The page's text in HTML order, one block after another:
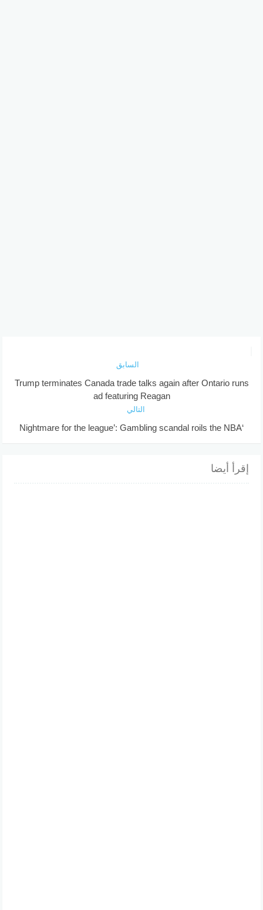
السابق
Trump terminates Canada trade talks again after Ontario runs
ad featuring Reagan
التالي
‘Nightmare for the league’: Gambling scandal roils the NBA
إقرأ أيضا